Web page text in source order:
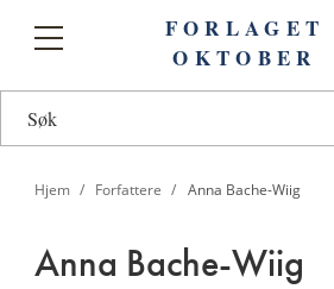
Toggle
FORLAGET
OKTOBER
Hjem Forfattere Anna Bache-Wiig
Anna Bache-Wiig